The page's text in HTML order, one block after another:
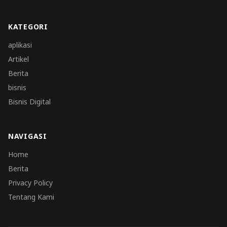
KATEGORI
aplikasi
Artikel
Berita
bisnis
Bisnis Digital
NAVIGASI
Home
Berita
Privacy Policy
Tentang Kami